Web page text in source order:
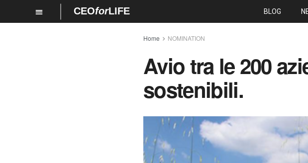
CEOforLIFE BLOG
Home NOMINATION
Avio tra le 200
sostenibili.